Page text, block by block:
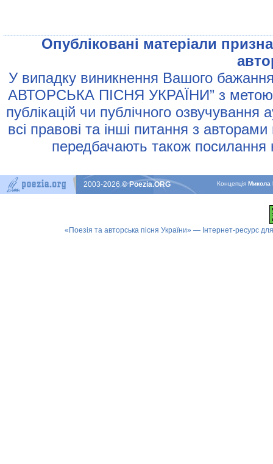
Опублiкованi матерiали
У випадку виникнення Вашого
АВТОРСЬКА ПIСНЯ УКРАЇНИ” з метою
публiкацiй чи публiчного
всi правовi та iншi питання з
передбачають також
КонцепцiяМикола
2003-2026© Poezia.ORG
«Поезія та авторська пісня України» — Інтернет-ресурс